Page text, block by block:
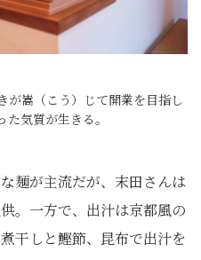
が嵩（こう）じて開業を目指し
気質が生きる。
麺が主流だが、末田さんは
。一方で、出汁は京都風の
干しと鰹節、昆布で出汁を